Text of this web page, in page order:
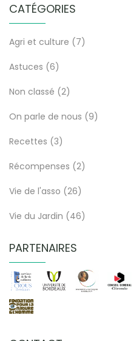
CATÉGORIES
Agri et culture (7)
Astuces (6)
Non classé (2)
On parle de nous (9)
Recettes (3)
Récompenses (2)
Vie de l'asso (26)
Vie du Jardin (46)
PARTENAIRES